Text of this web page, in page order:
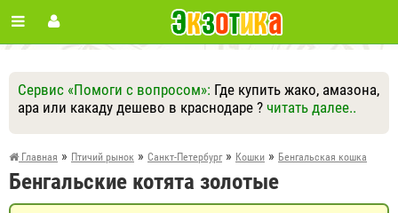
Сервис «Помоги с вопросом»: Где купить жако, амазона,
ара или какаду дешево в краснодаре ? читать далее..
Ответить Другие вопросы
Задать вопрос
Главная » Птичий рынок » Санкт-Петербург» Кошки » Бенгальская кошка
Бенгальские котята золотые